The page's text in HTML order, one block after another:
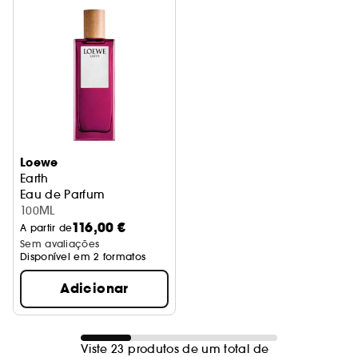
Loewe
Earth
Eau de Parfum
100ML
A partir de116,00 €
Sem avaliações
Disponível em 2 formatos
Adicionar
Viste 23 produtos de um total de